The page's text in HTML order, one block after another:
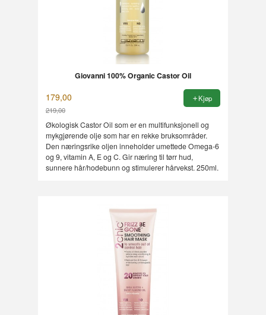
Giovanni 100% Organic Castor Oil
179,00
219,00
Rabatt
Kjøp
Økologisk Castor Oil som er en multifunksjonell og
mykgjørende olje som har en rekke bruksområder.
Den næringsrike oljen inneholder umettede Omega-6
og 9, vitamin A, E og C. Gir næring til tørr hud,
sunnere hår/hodebunn og stimulerer hårvekst. 250ml.